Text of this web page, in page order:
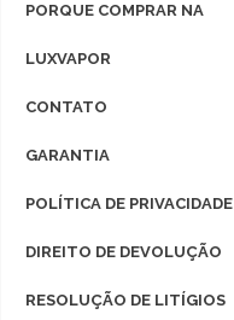
PORQUE COMPRAR NA
LUXVAPOR
CONTATO
GARANTIA
POLÍTICA DE PRIVACIDADE
DIREITO DE DEVOLUÇÃO
RESOLUÇÃO DE LITÍGIOS